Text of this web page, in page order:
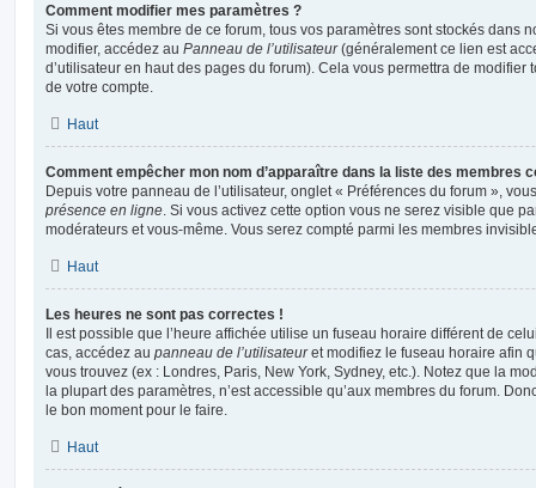
Comment modifier mes paramètres ?
Si vous êtes membre de ce forum, tous vos paramètres sont stockés dans
modifier, accédez au Panneau de l’utilisateur(généralement ce lien est
d’utilisateur en haut des pages du forum). Cela vous permettra de modifier
de votre compte.
Haut
Comment empêcher mon nom d’apparaître dans la liste des membres
Depuis votre panneau de l’utilisateur, onglet « Préférences du forum »,
présence en ligne . Si vous activez cette option vous ne serez visible que
modérateurs et vous-même. Vous serez compté parmi les membres
Haut
Les heures ne sont pas correctes !
Il est possible que l’heure affichée utilise un fuseau horaire différent de
cas, accédez au panneau de l’utilisateuret modifiez le fuseau horaire afin
vous trouvez (ex : Londres, Paris, New York, Sydney, etc.). Notez que la
la plupart des paramètres, n’est accessible qu’aux membres du forum.
le bon moment pour le faire.
Haut